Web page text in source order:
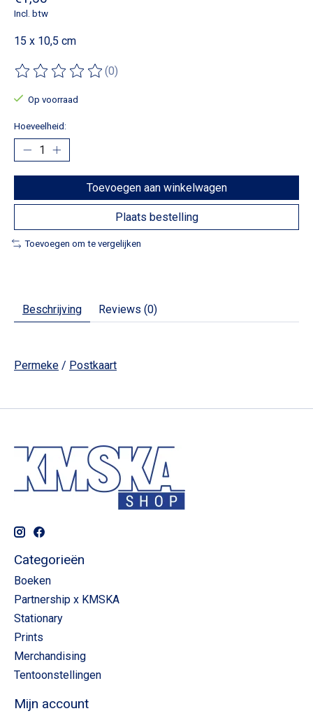
Incl. btw
15 x 10,5 cm
De beoordeling van dit product is
(0)
Op voorraad
Hoeveelheid:
Toevoegen aan winkelwagen
Plaats bestelling
Toevoegen om te vergelijken
Beschrijving Reviews (0)
Permeke / Postkaart
Categorieën
Boeken
Partnership x KMSKA
Stationary
Prints
Merchandising
Tentoonstellingen
Mijn account